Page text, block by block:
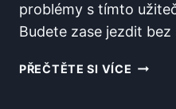
problémy s tímto
Budete zase jezdit
PŘEČTĚTE SI VÍCE CO